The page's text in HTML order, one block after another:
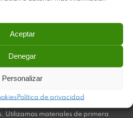
Aceptar
Denegar
Personalizar
Política de privacidad
calidad, invirtiendo con decisión
Utilizamos materiales de primera